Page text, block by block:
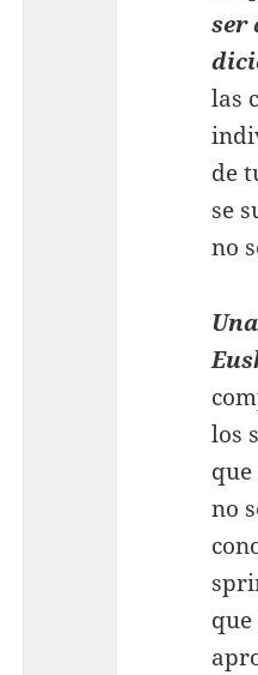
ser
las
de
se
no
los
no